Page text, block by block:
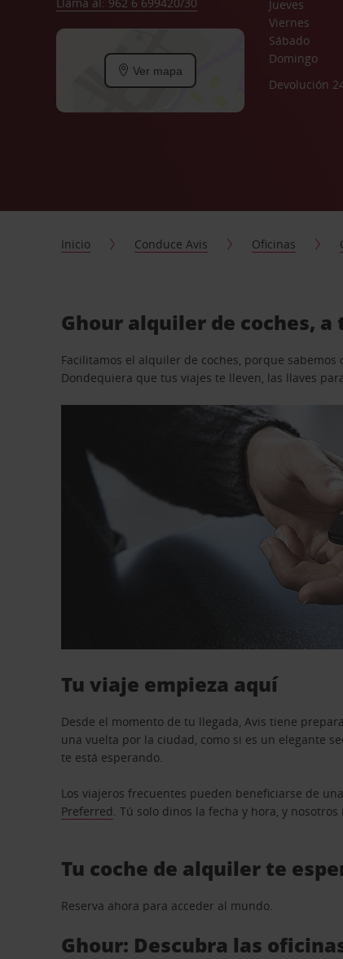
Ver mapa
Jueves
Viernes
Sábado
Domingo
Devolución
Inicio Conduce Avis Oficinas
Ghour alquiler de coches, a
Facilitamos el alquiler de coches, porque
Dondequiera que tus viajes te lleven, las llaves
Tu viaje empieza aquí
Desde el momento de tu llegada, Avis tiene
una vuelta por la ciudad, como si es un elegante
te está esperando.
Los viajeros frecuentes pueden beneficiarse de
Preferred. Tú solo dinos la fecha y hora, y
Tu coche de alquiler te
Reserva ahora para acceder al mundo.
Ghour: Descubra las